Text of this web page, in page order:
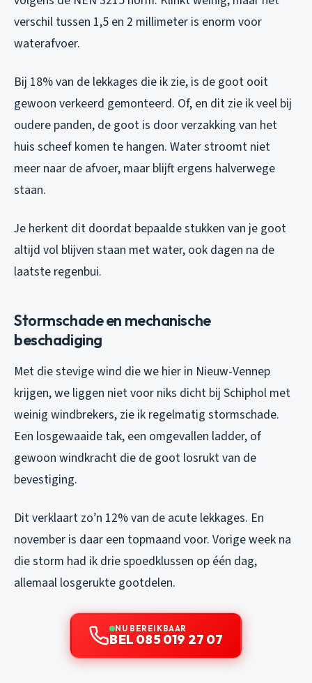
verschil tussen 1,5 en 2 millimeter is enorm voor
waterafvoer.
Bij 18% van de lekkages die ik zie, is de goot ooit
gewoon verkeerd gemonteerd. Of, en dit zie ik veel bij
oudere panden, de goot is door verzakking van het
huis scheef komen te hangen. Water stroomt niet
meer naar de afvoer, maar blijft ergens halverwege
staan.
Je herkent dit doordat bepaalde stukken van je goot
altijd vol blijven staan met water, ook dagen na de
laatste regenbui.
Stormschade en mechanische
beschadiging
Met die stevige wind die we hier in Nieuw-Vennep
krijgen, we liggen niet voor niks dicht bij Schiphol met
weinig windbrekers, zie ik regelmatig stormschade.
Een losgewaaide tak, een omgevallen ladder, of
gewoon windkracht die de goot losrukt van de
bevestiging.
Dit verklaart zo’n 12% van de acute lekkages. En
november is daar een topmaand voor. Vorige week na
die storm had ik drie spoedklussen op één dag,
allemaal losgerukte gootdelen.
NU BEREIKBAAR
BEL 085 019 27 07